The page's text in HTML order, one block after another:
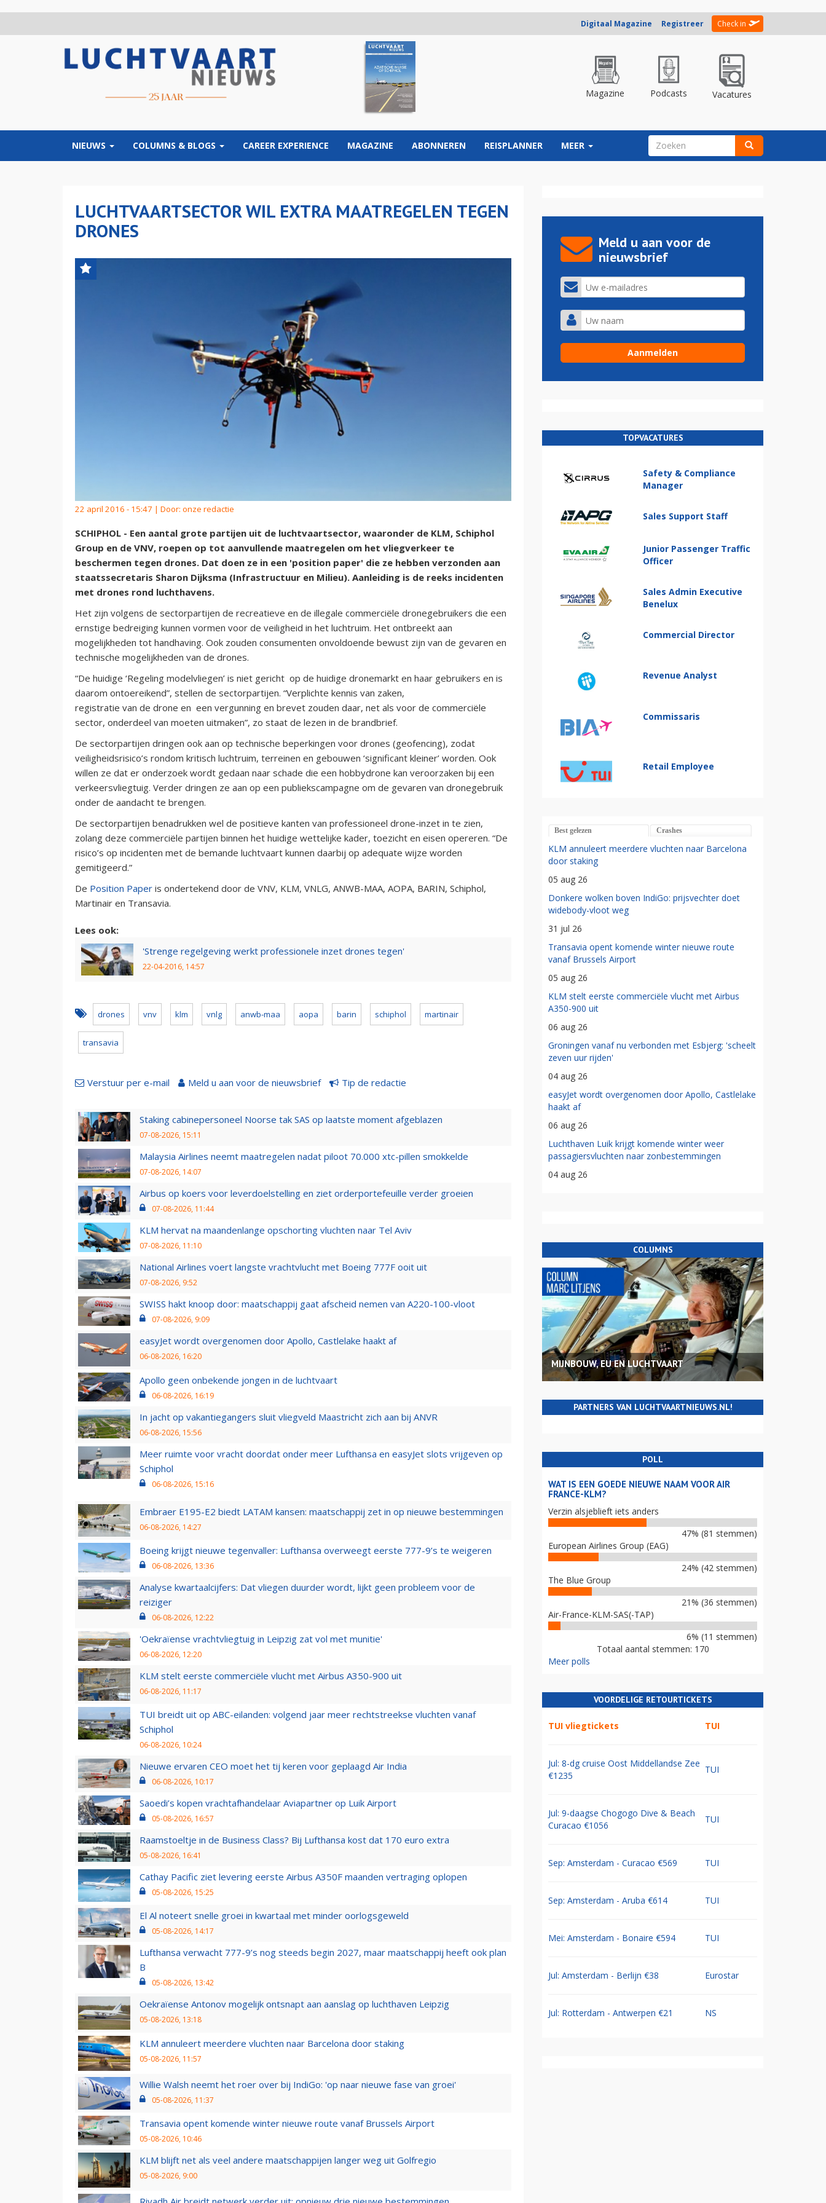
Digitaal Magazine Registreer Check in
Magazine Podcasts Vacatures
NIEUWS COLUMNS & BLOGS CAREER EXPERIENCE MAGAZINE ABONNEREN REISPLANNER MEER ZOEKVELD
LUCHTVAARTSECTOR WIL EXTRA MAATREGELEN TEGEN
DRONES
22 april 2016 - 15:47 | Door: onze redactie
SCHIPHOL - Een aantal grote partijen uit de luchtvaartsector, waaronder de KLM, Schiphol
Group en de VNV, roepen op tot aanvullende maatregelen om het vliegverkeer te
beschermen tegen drones. Dat doen ze in een 'position paper' die ze hebben verzonden aan
staatssecretaris Sharon Dijksma (Infrastructuur en Milieu). Aanleiding is de reeks incidenten
met drones rond luchthavens.
Het zijn volgens de sectorpartijen de recreatieve en de illegale commerciële dronegebruikers die een
ernstige bedreiging kunnen vormen voor de veiligheid in het luchtruim. Het ontbreekt aan
mogelijkheden tot handhaving. Ook zouden consumenten onvoldoende bewust zijn van de gevaren en
technische mogelijkheden van de drones.
“De huidige ‘Regeling modelvliegen’ is niet gericht op de huidige dronemarkt en haar gebruikers en is
daarom ontoereikend”, stellen de sectorpartijen. “Verplichte kennis van zaken,
registratie van de drone en een vergunning en brevet zouden daar, net als voor de commerciële
sector, onderdeel van moeten uitmaken”, zo staat de lezen in de brandbrief.
De sectorpartijen dringen ook aan op technische beperkingen voor drones (geofencing), zodat
veiligheidsrisico’s rondom kritisch luchtruim, terreinen en gebouwen ‘significant kleiner’ worden. Ook
willen ze dat er onderzoek wordt gedaan naar schade die een hobbydrone kan veroorzaken bij een
verkeersvliegtuig. Verder dringen ze aan op een publiekscampagne om de gevaren van dronegebruik
onder de aandacht te brengen.
De sectorpartijen benadrukken wel de positieve kanten van professioneel drone-inzet in te zien,
zolang deze commerciële partijen binnen het huidige wettelijke kader, toezicht en eisen opereren. “De
risico’s op incidenten met de bemande luchtvaart kunnen daarbij op adequate wijze worden
gemitigeerd.”
De Position Paper is ondertekend door de VNV, KLM, VNLG, ANWB-MAA, AOPA, BARIN, Schiphol,
Martinair en Transavia.
Lees ook:
'Strenge regelgeving werkt professionele inzet drones tegen'
22-04-2016, 14:57
drones vnv klm vnlg anwb-maa aopa barin schiphol martinair
transavia
Verstuur per e-mail Meld u aan voor de nieuwsbrief Tip de redactie
Staking cabinepersoneel Noorse tak SAS op laatste moment afgeblazen
07-08-2026, 15:11
Malaysia Airlines neemt maatregelen nadat piloot 70.000 xtc-pillen smokkelde
07-08-2026, 14:07
Airbus op koers voor leverdoelstelling en ziet orderportefeuille verder groeien
07-08-2026, 11:44
KLM hervat na maandenlange opschorting vluchten naar Tel Aviv
07-08-2026, 11:10
National Airlines voert langste vrachtvlucht met Boeing 777F ooit uit
07-08-2026, 9:52
SWISS hakt knoop door: maatschappij gaat afscheid nemen van A220-100-vloot
07-08-2026, 9:09
easyJet wordt overgenomen door Apollo, Castlelake haakt af
06-08-2026, 16:20
Apollo geen onbekende jongen in de luchtvaart
06-08-2026, 16:19
In jacht op vakantiegangers sluit vliegveld Maastricht zich aan bij ANVR
06-08-2026, 15:56
Meer ruimte voor vracht doordat onder meer Lufthansa en easyJet slots vrijgeven op
Schiphol
06-08-2026, 15:16
Embraer E195-E2 biedt LATAM kansen: maatschappij zet in op nieuwe bestemmingen
06-08-2026, 14:27
Boeing krijgt nieuwe tegenvaller: Lufthansa overweegt eerste 777-9’s te weigeren
06-08-2026, 13:36
Analyse kwartaalcijfers: Dat vliegen duurder wordt, lijkt geen probleem voor de
reiziger
06-08-2026, 12:22
'Oekraïense vrachtvliegtuig in Leipzig zat vol met munitie'
06-08-2026, 12:20
KLM stelt eerste commerciële vlucht met Airbus A350-900 uit
06-08-2026, 11:17
TUI breidt uit op ABC-eilanden: volgend jaar meer rechtstreekse vluchten vanaf
Schiphol
06-08-2026, 10:24
Nieuwe ervaren CEO moet het tij keren voor geplaagd Air India
06-08-2026, 10:17
Saoedi’s kopen vrachtafhandelaar Aviapartner op Luik Airport
05-08-2026, 16:57
Raamstoeltje in de Business Class? Bij Lufthansa kost dat 170 euro extra
05-08-2026, 16:41
Cathay Pacific ziet levering eerste Airbus A350F maanden vertraging oplopen
05-08-2026, 15:25
El Al noteert snelle groei in kwartaal met minder oorlogsgeweld
05-08-2026, 14:17
Lufthansa verwacht 777-9’s nog steeds begin 2027, maar maatschappij heeft ook plan
B
05-08-2026, 13:42
Oekraïense Antonov mogelijk ontsnapt aan aanslag op luchthaven Leipzig
05-08-2026, 13:18
KLM annuleert meerdere vluchten naar Barcelona door staking
05-08-2026, 11:57
Willie Walsh neemt het roer over bij IndiGo: 'op naar nieuwe fase van groei'
05-08-2026, 11:37
Transavia opent komende winter nieuwe route vanaf Brussels Airport
05-08-2026, 10:46
KLM blijft net als veel andere maatschappijen langer weg uit Golfregio
05-08-2026, 9:00
Meld u aan voor de
nieuwsbrief
TOPVACATURES
Safety & Compliance
Manager
Sales Support Staff
Junior Passenger Traffic
Officer
Sales Admin Executive
Benelux
Commercial Director
Revenue Analyst
Commissaris
Retail Employee
Best gelezen Crashes
KLM annuleert meerdere vluchten naar Barcelona
door staking
05 aug 26
Donkere wolken boven IndiGo: prijsvechter doet
widebody-vloot weg
31 jul 26
Transavia opent komende winter nieuwe route
vanaf Brussels Airport
05 aug 26
KLM stelt eerste commerciële vlucht met Airbus
A350-900 uit
06 aug 26
Groningen vanaf nu verbonden met Esbjerg: 'scheelt
zeven uur rijden'
04 aug 26
easyJet wordt overgenomen door Apollo, Castlelake
haakt af
06 aug 26
Luchthaven Luik krijgt komende winter weer
passagiersvluchten naar zonbestemmingen
04 aug 26
COLUMNS
MIJNBOUW, EU EN LUCHTVAART
PARTNERS VAN LUCHTVAARTNIEUWS.NL!
POLL
WAT IS EEN GOEDE NIEUWE NAAM VOOR AIR
FRANCE-KLM?
Verzin alsjeblieft iets anders
47% (81 stemmen)
European Airlines Group (EAG)
24% (42 stemmen)
The Blue Group
21% (36 stemmen)
Air-France-KLM-SAS(-TAP)
6% (11 stemmen)
Totaal aantal stemmen: 170
Meer polls
VOORDELIGE RETOURTICKETS
TUI vliegtickets TUI
Jul: 8-dg cruise Oost Middellandse Zee
€1235
TUI
Jul: 9-daagse Chogogo Dive & Beach
Curacao €1056
TUI
Sep: Amsterdam - Curacao €569 TUI
Sep: Amsterdam - Aruba €614 TUI
Mei: Amsterdam - Bonaire €594 TUI
Jul: Amsterdam - Berlijn €38 Eurostar
Jul: Rotterdam - Antwerpen €21 NS